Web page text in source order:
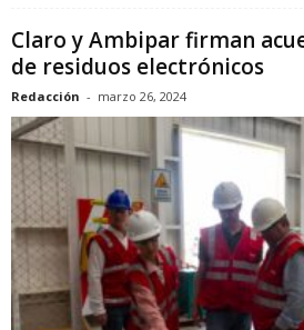
Claro y Ambipar firman
de residuos electrónicos
Redacción - marzo 26, 2024